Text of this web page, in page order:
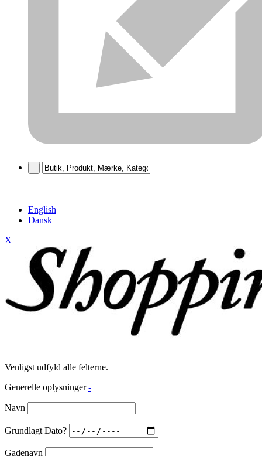
English
Dansk
X
Venligst udfyld alle felterne.
Generelle oplysninger -
Navn
Grundlagt Dato?
Gadenavn